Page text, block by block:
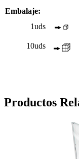
Embalaje:
1uds
10uds
Productos